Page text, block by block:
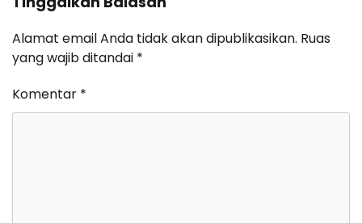
Alamat email Anda tidak akan dipublikasikan. Ruas
yang wajib ditandai *
Komentar *